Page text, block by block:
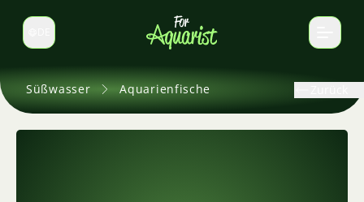
Sprache wechseln
Süßwasser Aquarienfische